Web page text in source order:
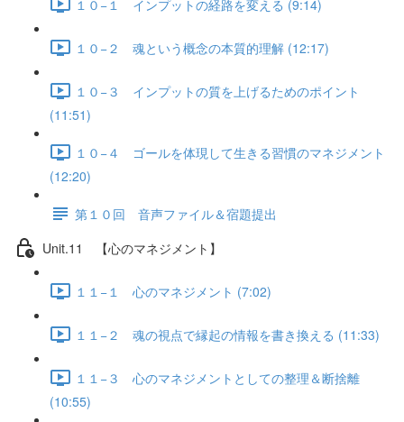
１０−１ インプットの経路を変える (9:14)
１０−２ 魂という概念の本質的理解 (12:17)
１０−３ インプットの質を上げるためのポイント
(11:51)
１０−４ ゴールを体現して生きる習慣のマネジメント
(12:20)
第１０回 音声ファイル＆宿題提出
Unit.11 【心のマネジメント】
１１−１ 心のマネジメント (7:02)
１１−２ 魂の視点で縁起の情報を書き換える (11:33)
１１−３ 心のマネジメントとしての整理＆断捨離
(10:55)